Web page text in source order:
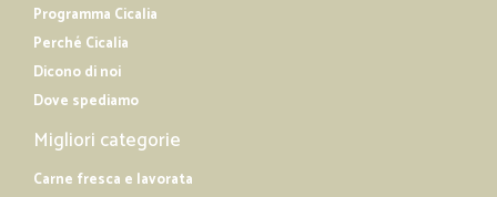
Programma Cicalia
Perché Cicalia
Dicono di noi
Dove spediamo
Migliori categorie
Carne fresca e lavorata